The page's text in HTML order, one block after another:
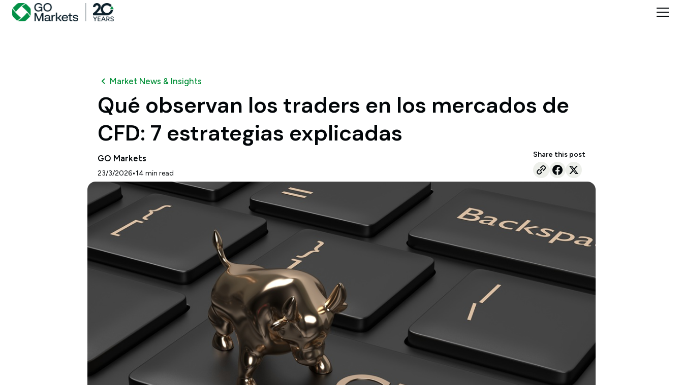
Market News & Insights
Qué observan los traders en los mercados de
CFD: 7 estrategias explicadas
GO Markets
23/3/2026•14 min read
Share this post